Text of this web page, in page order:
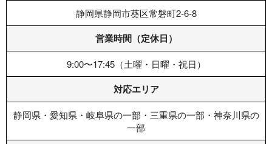
静岡県静岡市葵区常磐町2-6-8
営業時間（定休日）
9:00〜17:45（土曜・日曜・祝日）
対応エリア
静岡県・愛知県・岐阜県の一部・三重県の一部・神奈川県の
一部